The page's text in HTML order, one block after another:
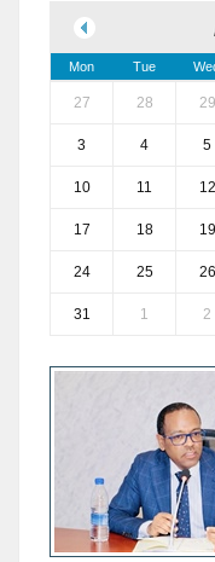
Mon Tue
27 28 29
3 4 5
10 11 12
17 18 19
24 25 26
31 1 2